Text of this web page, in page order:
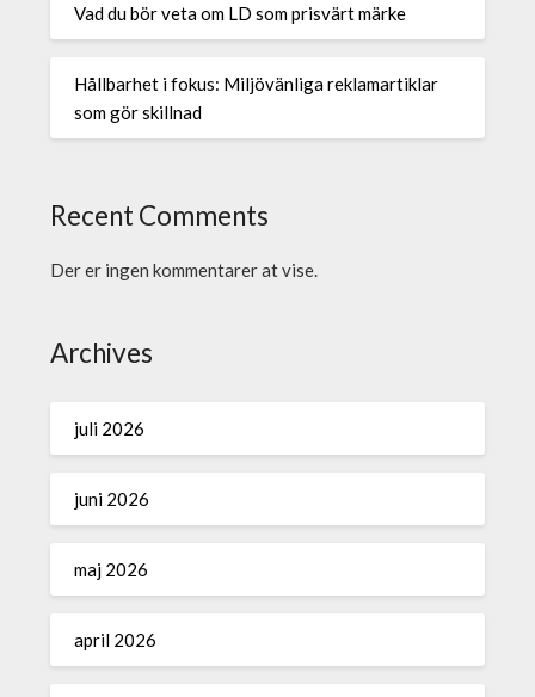
Vad du bör veta om LD som prisvärt märke
Hållbarhet i fokus: Miljövänliga reklamartiklar
som gör skillnad
Recent Comments
Der er ingen kommentarer at vise.
Archives
juli 2026
juni 2026
maj 2026
april 2026